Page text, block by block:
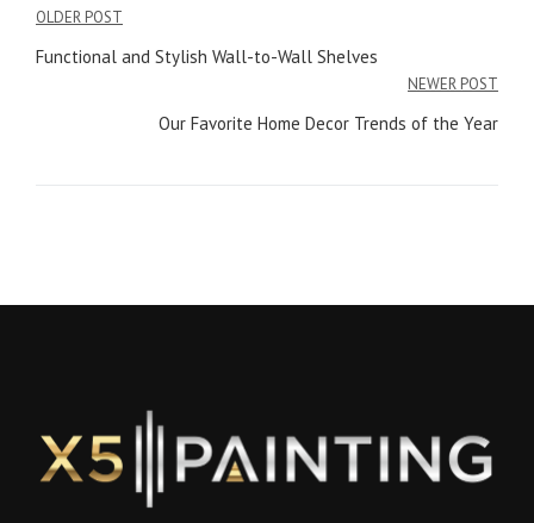
Post
navigation
OLDER POST
Functional and Stylish Wall-to-Wall Shelves
NEWER POST
Our Favorite Home Decor Trends of the Year